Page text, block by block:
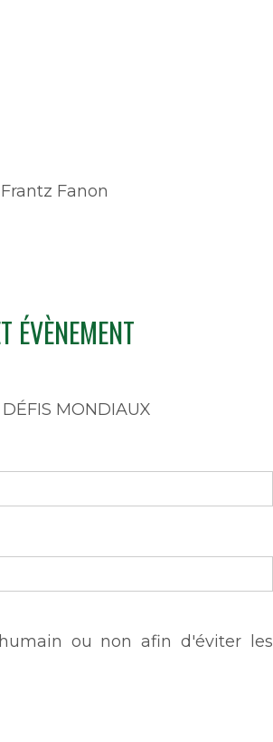
Fanon
ÉVÈNEMENT
MONDIAUX
ou non afin d'éviter les